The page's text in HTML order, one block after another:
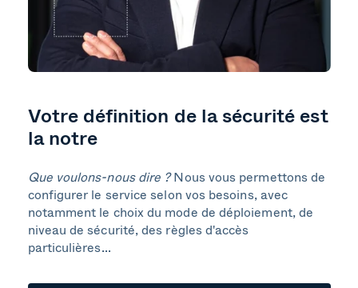
Votre définition de la sécurité est
la notre
Que voulons-nous dire ?Nous vous permettons de
configurer le service selon vos besoins, avec
notamment le choix du mode de déploiement, de
niveau de sécurité, des règles d'accès
particulières...